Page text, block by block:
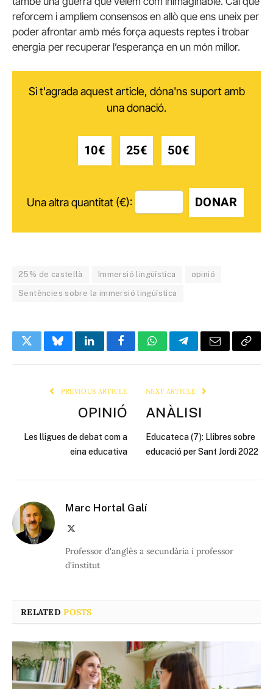
reforcem i ampliem consensos en allò que ens uneix per
poder afrontar amb més força aquests reptes i trobar
energia per recuperar l’esperança en un món millor.
Si t'agrada aquest article, dóna'ns suport amb
una donació.
10€ 25€ 50€
Una altra quantitat (€): DONAR
25% de castellà Immersió lingüística opinió
Sentències sobre la immersió lingüística
TwitterBlueskyLinkedInFacebookWhatsAppTelegramEmail Copy
PREVIOUS ARTICLE
OPINIÓ
Les lligues de debat com a
eina educativa
NEXT ARTICLE
ANÀLISI
Educateca (7): Llibres sobre
educació per Sant Jordi 2022
Marc Hortal Galí
Professor d'anglès a secundària i professor
d'institut
RELATEDPOSTS